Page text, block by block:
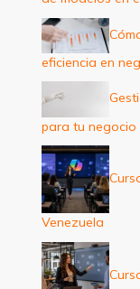
r
:
eficiencia en
para tu negocio
Venezuela